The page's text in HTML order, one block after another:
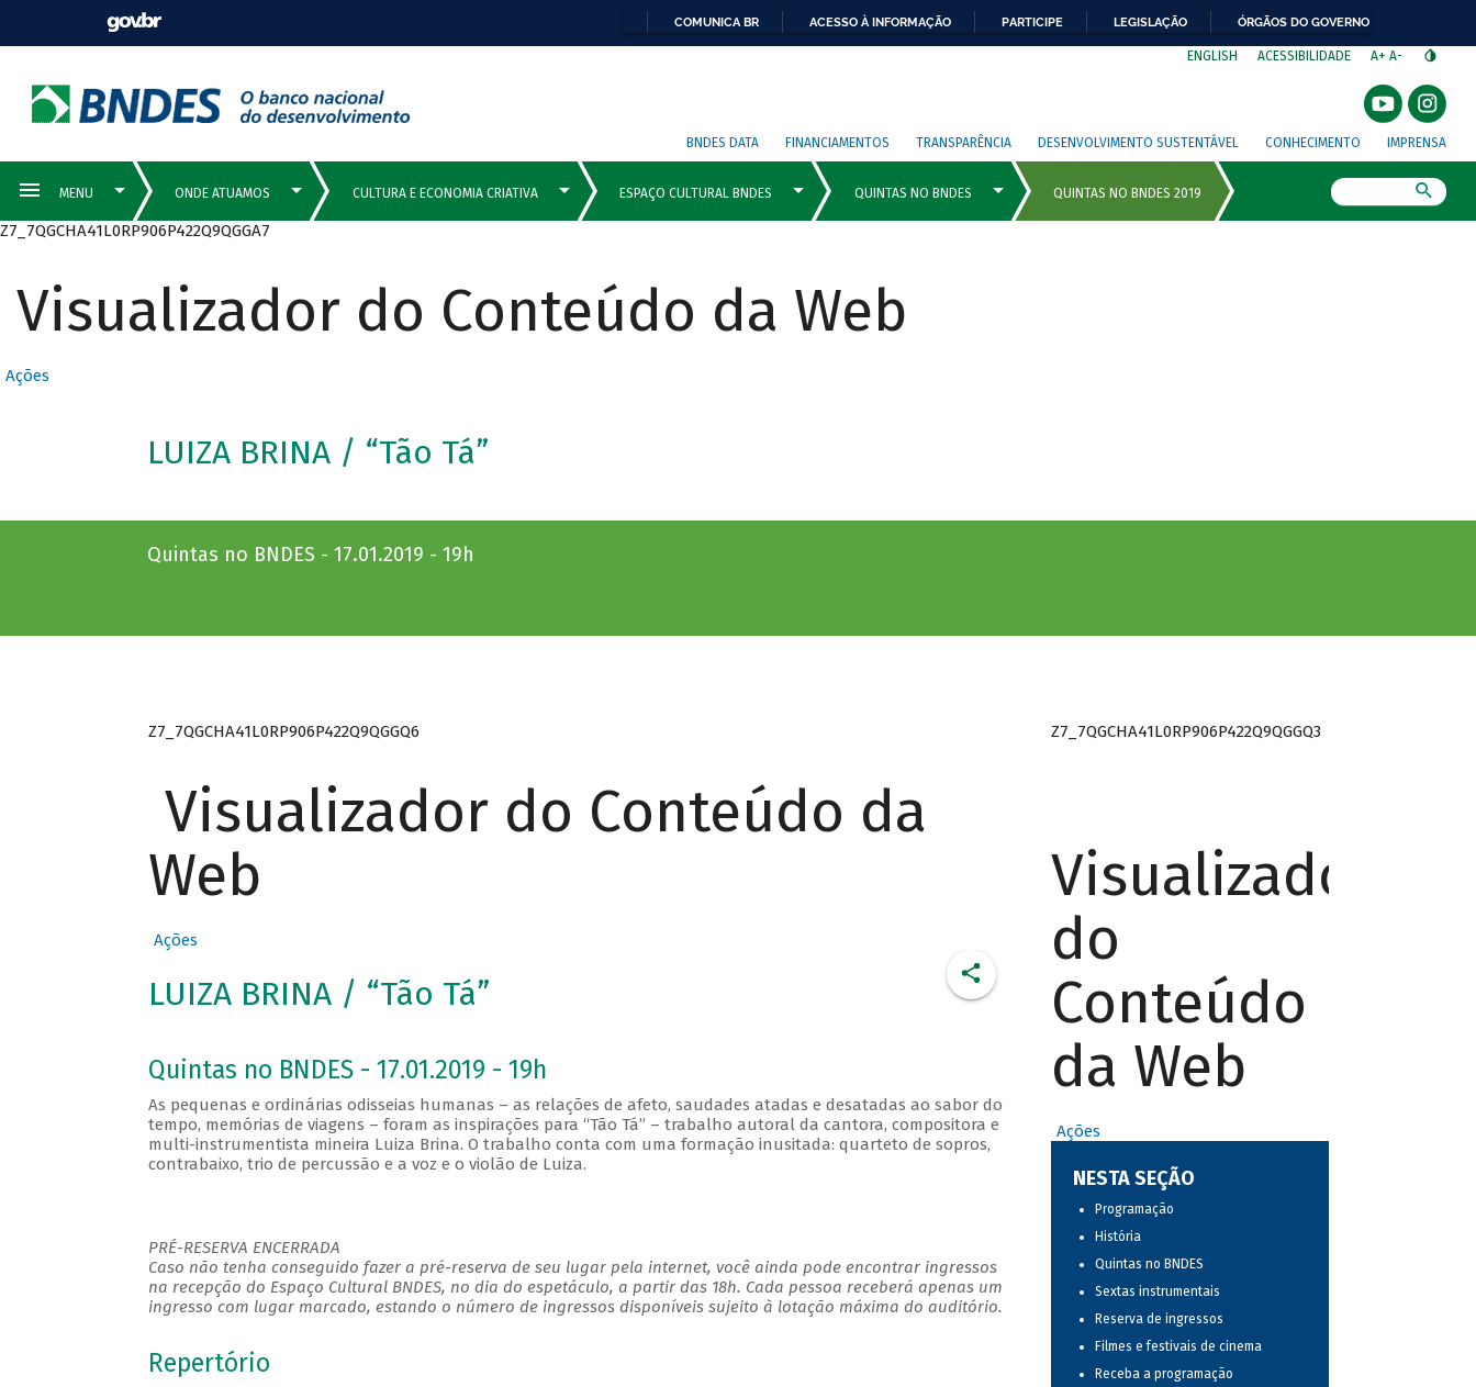
COMUNICA BR ACESSO À INFORMAÇÃO PARTICIPE LEGISLAÇÃO ÓRGÃOS DO GOVERNO
ENGLISH ACESSIBILIDADE A+ A-
BNDES DATA FINANCIAMENTOS TRANSPARÊNCIA DESENVOLVIMENTO SUSTENTÁVEL CONHECIMENTO IMPRENSA
Z7_7QGCHA41L0RP906P422Q9QGGA7
Visualizador do Conteúdo da Web
Ações
LUIZA BRINA / “Tão Tá”
Quintas no BNDES - 17.01.2019 - 19h
Z7_7QGCHA41L0RP906P422Q9QGGQ6
Visualizador do Conteúdo da
Web
Ações
LUIZA BRINA / “Tão Tá”
Quintas no BNDES - 17.01.2019 - 19h
As pequenas e ordinárias odisseias humanas – as relações de afeto, saudades atadas e desatadas ao sabor do
tempo, memórias de viagens – foram as inspirações para “Tão Tá” – trabalho autoral da cantora, compositora e
multi-instrumentista mineira Luiza Brina. O trabalho conta com uma formação inusitada: quarteto de sopros,
contrabaixo, trio de percussão e a voz e o violão de Luiza.
PRÉ-RESERVA ENCERRADA
Caso não tenha conseguido fazer a pré-reserva de seu lugar pela internet, você ainda pode encontrar ingressos
na recepção do Espaço Cultural BNDES, no dia do espetáculo, a partir das 18h. Cada pessoa receberá apenas um
ingresso com lugar marcado, estando o número de ingressos disponíveis sujeito à lotação máxima do auditório.
Repertório
Z7_7QGCHA41L0RP906P422Q9QGGQ3
Visualizador
do
Conteúdo
da Web
Ações
NESTA SEÇÃO
Programação
História
Quintas no BNDES
Sextas instrumentais
Reserva de ingressos
Filmes e festivais de cinema
Receba a programação